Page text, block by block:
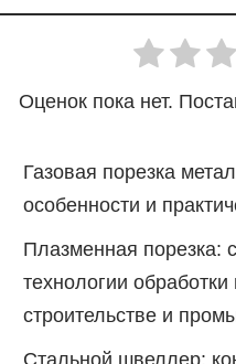
Оценок пока нет.
Газовая порезка
особенности и
Плазменная порезка:
технологии
строительстве и